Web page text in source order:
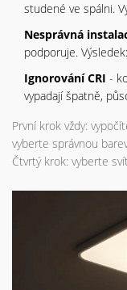
studené ve spálni.
Nesprávná
podporuje.
Ignorování CRI -
vypadají špatně,
První krok vždy:
vyberte správnou
Čtvrtý krok: vyberte